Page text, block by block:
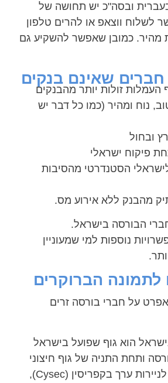
ובסה"כ יש תחושה של
לשלוח ווצאפ או להרים טלפון
מהיר. כמובן שאפשר להשקיע גם
חברים שאינם בנקים
העמלות זולות יותר מהבנקים
נוח ומהיר (כמו כל דבר יש
ובחול
פיקוח ישראלי
הסטנדרטי מהסיבות
מהבנק ללא אירוע מס.
הבורסה בישראל.
נוספות למי שמעוניין
לתמונה הברוקרים
על חברי בורסה זרים
הוא גוף שפועל בישראל
ותחת התניה של גוף חיצוני
מפקח כגון הרשות לניירות ערך בקפריסין (Cysec),